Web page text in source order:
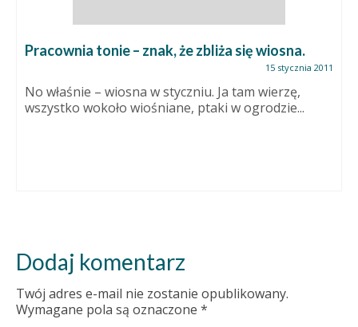
Pracownia tonie – znak, że zbliża się wiosna.
15 stycznia 2011
No właśnie – wiosna w styczniu. Ja tam wierzę,
wszystko wokoło wiośniane, ptaki w ogrodzie...
Dodaj komentarz
Twój adres e-mail nie zostanie opublikowany.
Wymagane pola są oznaczone *